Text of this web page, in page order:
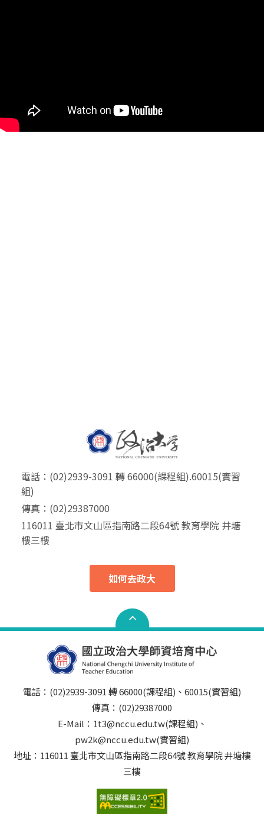
電話：(02)2939-3091 轉 66000(課程組).60015(實習
組)
傳真：(02)29387000
116011 臺北市文山區指南路二段64號 教育學院 井塘
樓三樓
如何去政大
電話：(02)2939-3091 轉 66000(課程組)、60015(實習組)
傳真：(02)29387000
E-Mail：1t3@nccu.edu.tw(課程組)、
pw2k@nccu.edu.tw(實習組)
地址：116011 臺北市文山區指南路二段64號 教育學院 井塘樓
三樓